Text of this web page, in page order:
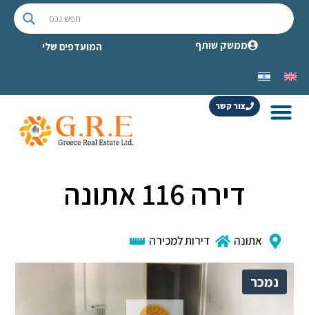
ממשק שותף המועדפים שלי
צור קשר
דירה 116 אתונה
אתונה דירות למכירה
נמכר